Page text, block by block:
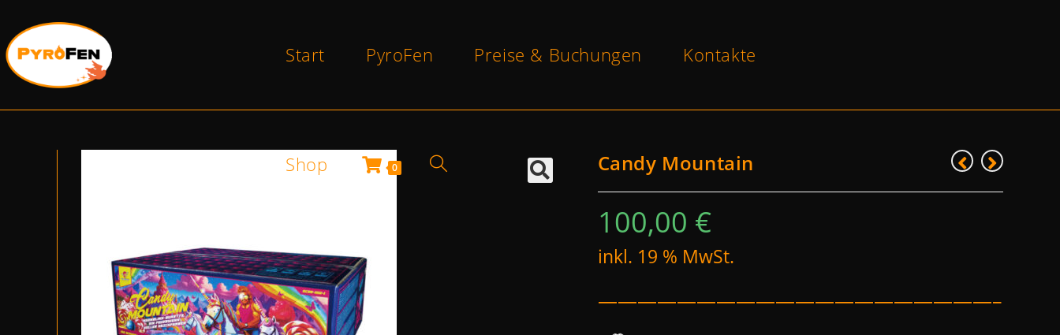
Start PyroFen Preise & Buchungen Kontakte
Shop 0 Candy Mountain
100,00 €
inkl. 19 % MwSt.
————————————————————–